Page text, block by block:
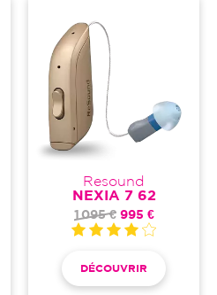
Resound
NEXIA 7 62
1 095 € 995 €
DÉCOUVRIR